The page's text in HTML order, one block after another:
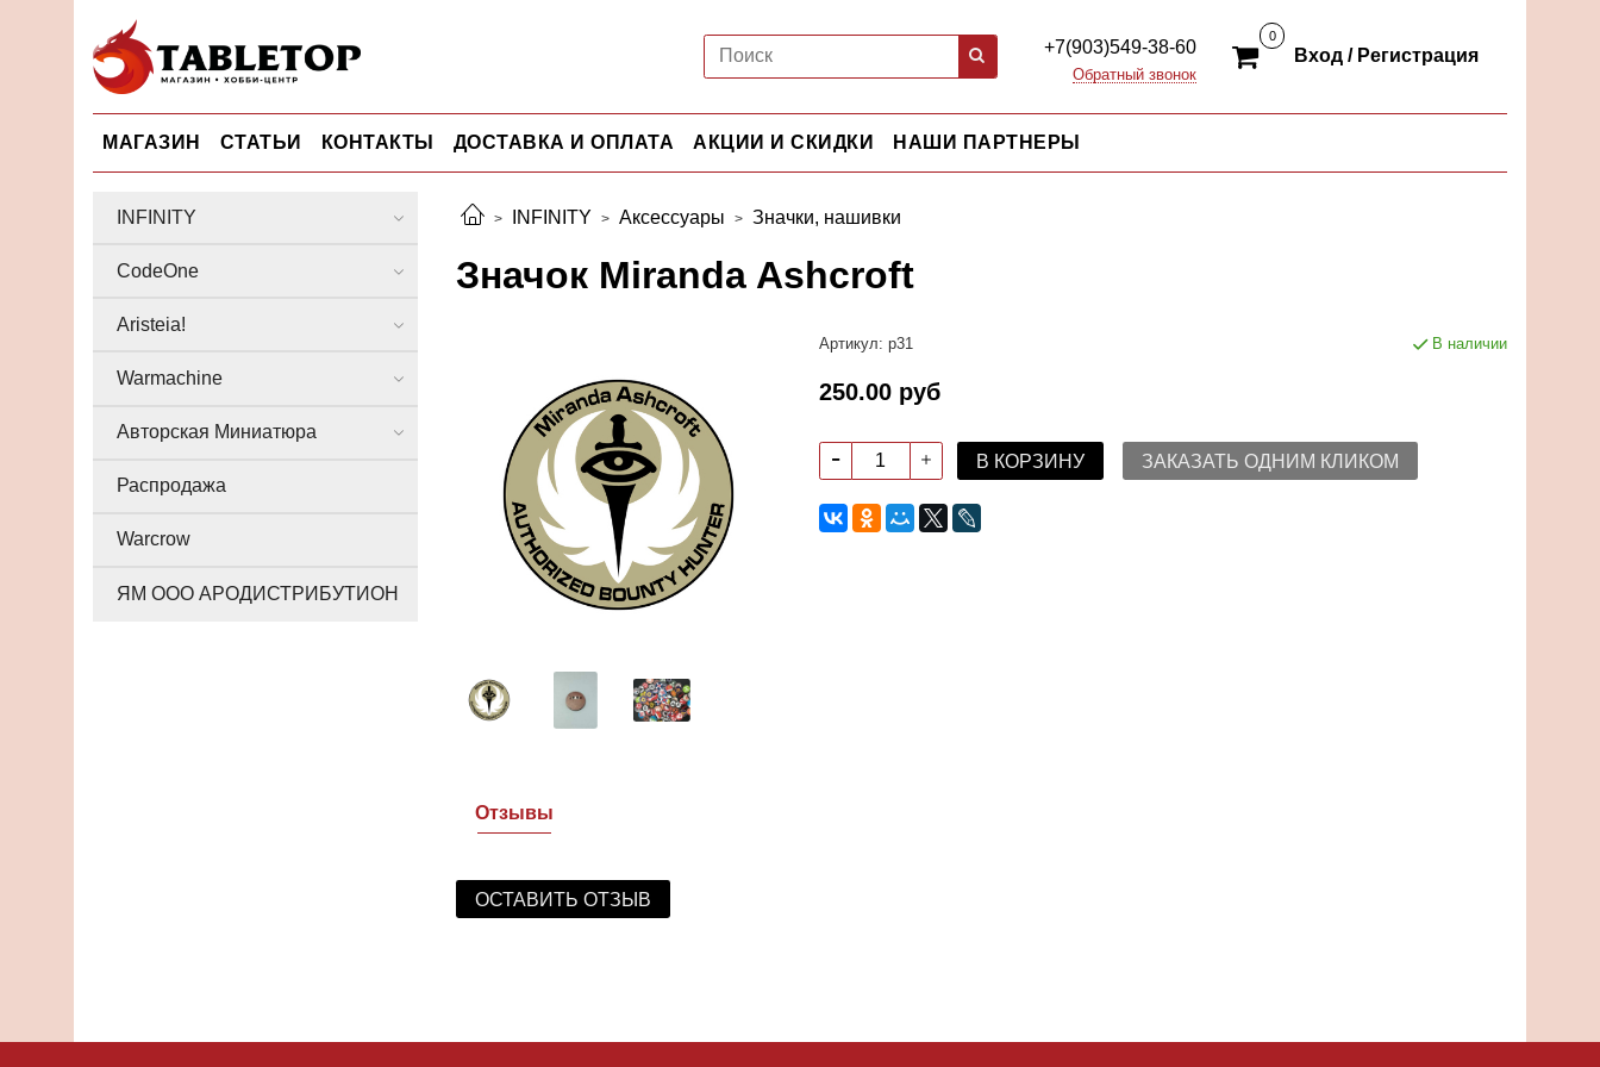
+7(903)549-38-60
Обратный звонок
0
Вход / Регистрация
МАГАЗИН СТАТЬИ КОНТАКТЫ ДОСТАВКА И ОПЛАТА АКЦИИ И СКИДКИ НАШИ ПАРТНЕРЫ
INFINITY Аксессуары Значки, нашивки
Значок Miranda Ashcroft
Артикул: p31 В наличии
250.00 руб
В КОРЗИНУ ЗАКАЗАТЬ ОДНИМ КЛИКОМ
Отзывы
ОСТАВИТЬ ОТЗЫВ
INFINITY
CodeOne
Aristeia!
Warmachine
Авторская Миниатюра
Распродажа
Warcrow
ЯМ ООО АРОДИСТРИБУТИОН